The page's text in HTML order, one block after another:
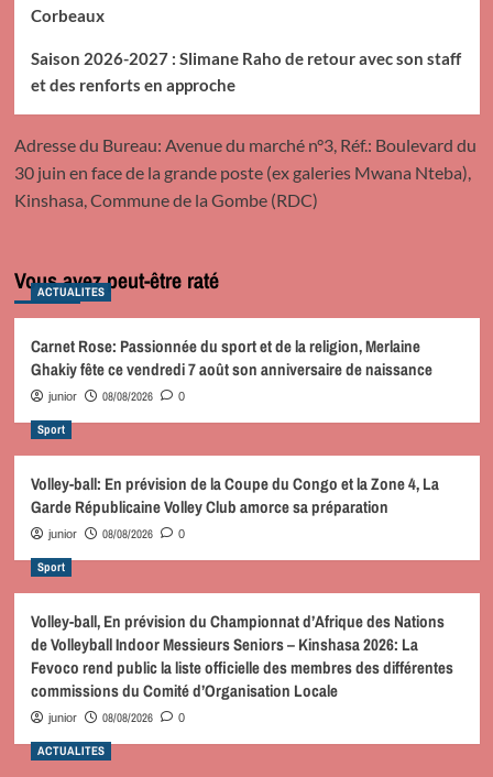
Corbeaux
Saison 2026-2027 : Slimane Raho de retour avec son staff
et des renforts en approche
Adresse du Bureau: Avenue du marché n°3, Réf.: Boulevard du
30 juin en face de la grande poste (ex galeries Mwana Nteba),
Kinshasa, Commune de la Gombe (RDC)
Vous avez peut-être raté
ACTUALITES
Carnet Rose: Passionnée du sport et de la religion, Merlaine
Ghakiy fête ce vendredi 7 août son anniversaire de naissance
junior 08/08/2026 0
Sport
Volley-ball: En prévision de la Coupe du Congo et la Zone 4, La
Garde Républicaine Volley Club amorce sa préparation
junior 08/08/2026 0
Sport
Volley-ball, En prévision du Championnat d’Afrique des Nations
de Volleyball Indoor Messieurs Seniors – Kinshasa 2026: La
Fevoco rend public la liste officielle des membres des différentes
commissions du Comité d’Organisation Locale
junior 08/08/2026 0
ACTUALITES